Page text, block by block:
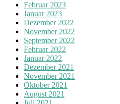
Februar 2023
Januar 2023
Dezember 2022
November 2022
September 2022
Februar 2022
Januar 2022
Dezember 2021
November 2021
Oktober 2021
August 2021